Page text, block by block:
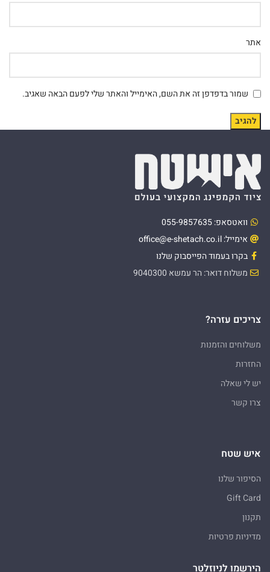
אתר
שמור בדפדפן זה את השם, האימייל והאתר שלי לפעם הבאה שאגיב.
וואטסאפ: 055-9857635
אימייל: office@e-shetach.co.il
בקרו בעמוד הפייסבוק שלנו
משלוח דואר: הר עמשא 9040300
צריכים עזרה?
משלוחים והזמנות
החזרות
יש לי שאלה
צרו קשר
איש שטח
הסיפור שלנו
Gift Card
תקנון
מדיניות פרטיות
הירשמו לניוזלטר